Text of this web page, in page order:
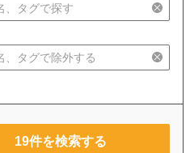
19件を検索する